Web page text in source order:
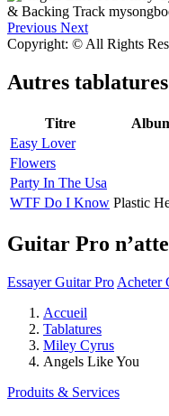
Previous Next
Copyright: © All Rights
Autres
Titre
Easy Lover
Flowers
Party In The Usa
WTF Do I Know Plastic
Guitar Pro
Essayer Guitar Pro Acheter
Accueil
Tablatures
Miley Cyrus
Angels Like You
Produits & Services